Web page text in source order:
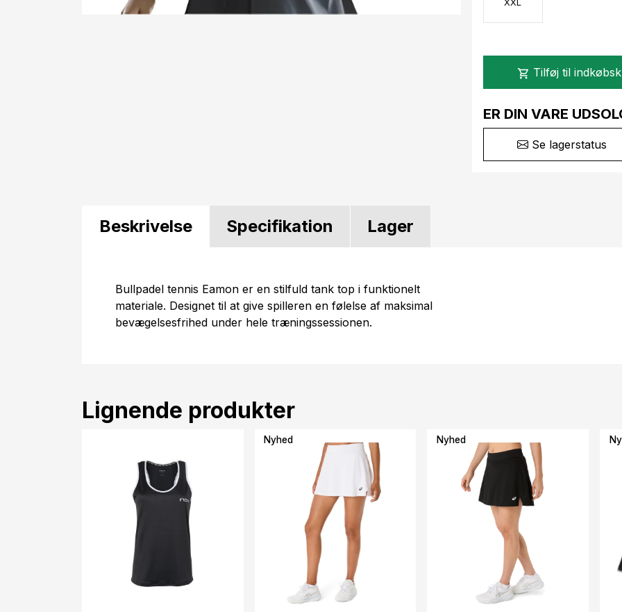
XXL
shopping_cart Tilføj til
ER DIN VARE
Se lagerstatus
Beskrivelse Specifikation Lager
Bullpadel tennis Eamon er en stilfuld tank top i funktionelt
materiale. Designet til at give spilleren en følelse af maksimal
bevægelsesfrihed under hele træningssessionen.
Lignende produkter
Nyhed Nyhed